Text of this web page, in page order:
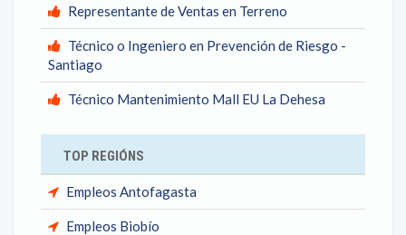
Representante de Ventas en Terreno
Técnico o Ingeniero en Prevención de Riesgo -
Santiago
Técnico Mantenimiento Mall EU La Dehesa
TOP REGIÓNS
Empleos Antofagasta
Empleos Biobío